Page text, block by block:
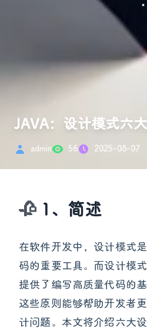
JAVA：设计模式六
admin 56 2025-08-07
1、简述
在软件开发中，设计模式
码的重要工具。而设计模
提供了编写高质量代码的
这些原则能够帮助开发者
计问题。本文将介绍六大